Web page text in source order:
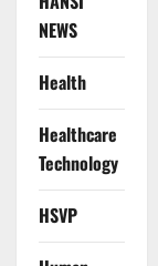
NEWS
Health
Healthcare
Technology
HSVP